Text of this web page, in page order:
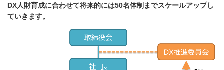
DX人財育成に合わせて将来的には50名体制までスケールアップし
ていきます。